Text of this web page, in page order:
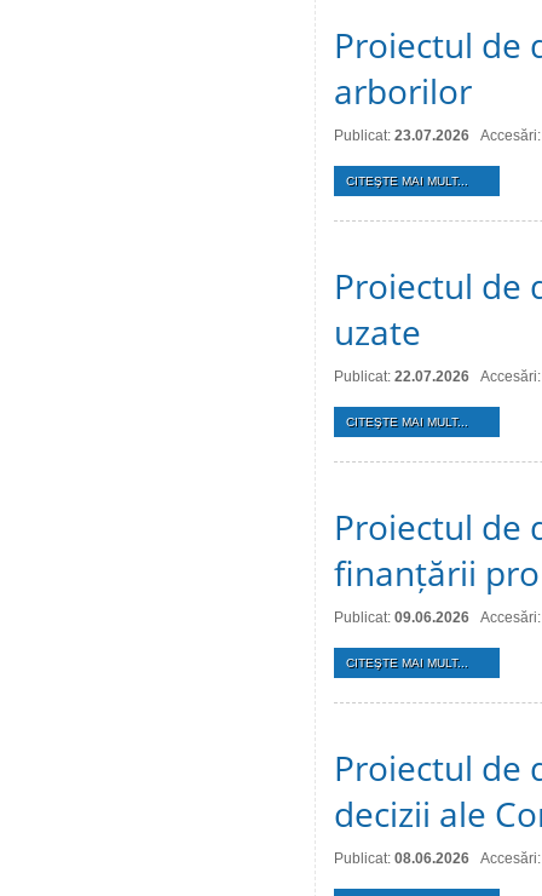
Proiectul de
arborilor
Publicat: 23.07.2026
CITEŞTE MAI MULT...
Proiectul de
uzate
Publicat: 22.07.2026
CITEŞTE MAI MULT...
Proiectul de
finanțării
Publicat: 09.06.2026
CITEŞTE MAI MULT...
Proiectul de
decizii ale
Publicat: 08.06.2026